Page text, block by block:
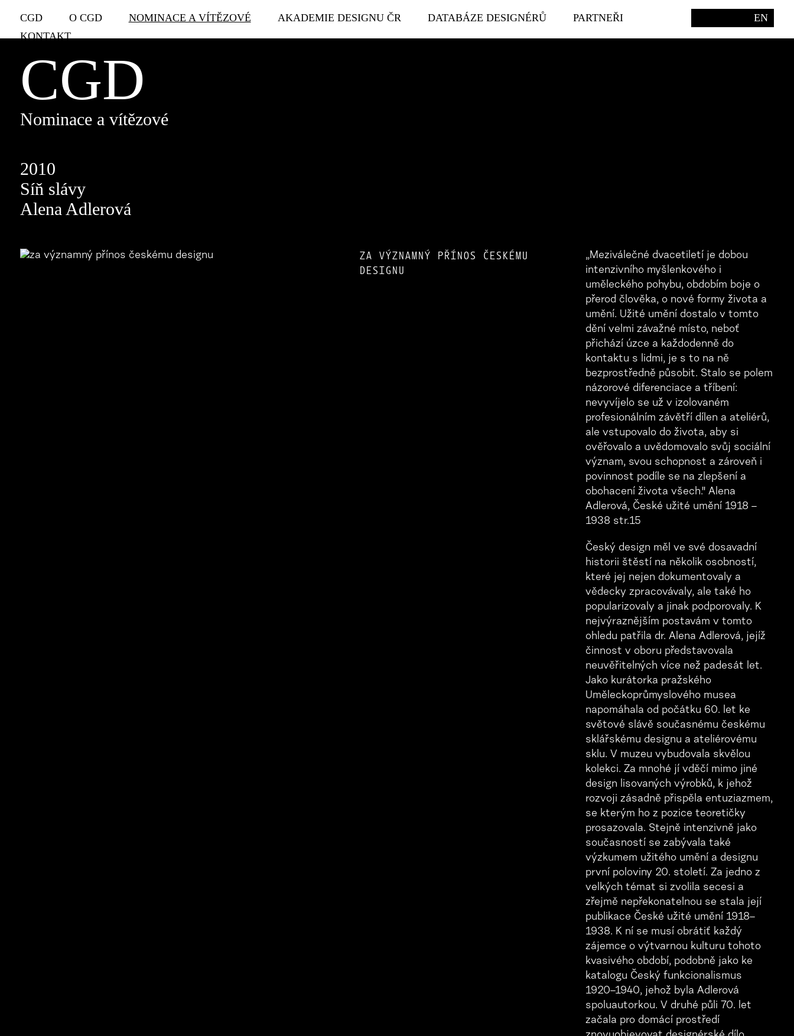
CGD O CGD NOMINACE A VÍTĚZOVÉ AKADEMIE DESIGNU ČR DATABÁZE DESIGNÉRŮ
PARTNEŘI
KONTAKT
EN
CGD
Nominace a vítězové
2010
Síň slávy
Alena Adlerová
ZA VÝZNAMNÝ PŘÍNOS ČESKÉMU
DESIGNU
„Meziválečné dvacetiletí je dobou
intenzivního myšlenkového i
uměleckého pohybu, obdobím boje o
přerod člověka, o nové formy života a
umění. Užité umění dostalo v tomto
dění velmi závažné místo, neboť
přichází úzce a každodenně do
kontaktu s lidmi, je s to na ně
bezprostředně působit. Stalo se polem
názorové diferenciace a tříbení:
nevyvíjelo se už v izolovaném
profesionálním závětří dílen a ateliérů,
ale vstupovalo do života, aby si
ověřovalo a uvědomovalo svůj sociální
význam, svou schopnost a zároveň i
povinnost podíle se na zlepšení a
obohacení života všech." Alena
Adlerová, České užité umění 1918 –
1938 str.15
Český design měl ve své dosavadní
historii štěstí na několik osobností,
které jej nejen dokumentovaly a
vědecky zpracovávaly, ale také ho
popularizovaly a jinak podporovaly. K
nejvýraznějším postavám v tomto
ohledu patřila dr. Alena Adlerová, jejíž
činnost v oboru představovala
neuvěřitelných více než padesát let.
Jako kurátorka pražského
Uměleckoprůmyslového musea
napomáhala od počátku 60. let ke
světové slávě současnému českému
sklářskému designu a ateliérovému
sklu. V muzeu vybudovala skvělou
kolekci. Za mnohé jí vděčí mimo jiné
design lisovaných výrobků, k jehož
rozvoji zásadně přispěla entuziazmem,
se kterým ho z pozice teoretičky
prosazovala. Stejně intenzivně jako
současností se zabývala také
výzkumem užitého umění a designu
první poloviny 20. století. Za jedno z
velkých témat si zvolila secesi a
zřejmě nepřekonatelnou se stala její
publikace České užité umění 1918–
1938. K ní se musí obrátiť každý
zájemce o výtvarnou kulturu tohoto
kvasivého období, podobně jako ke
katalogu Český funkcionalismus
1920–1940, jehož byla Adlerová
spoluautorkou. V druhé půli 70. let
začala pro domácí prostředí